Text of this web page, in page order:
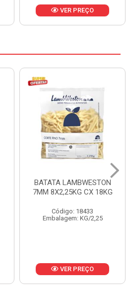
VER PREÇO
BATATA LAMBWESTON
7MM 8X2,25KG CX 18KG
Código: 18433
Embalagem: KG/2,25
VER PREÇO